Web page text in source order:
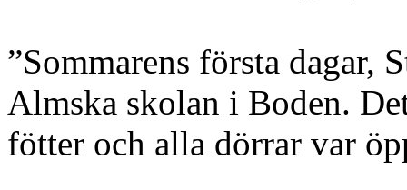
”Sommarens första dagar,
Almska skolan i Boden.
fötter och alla dörrar var